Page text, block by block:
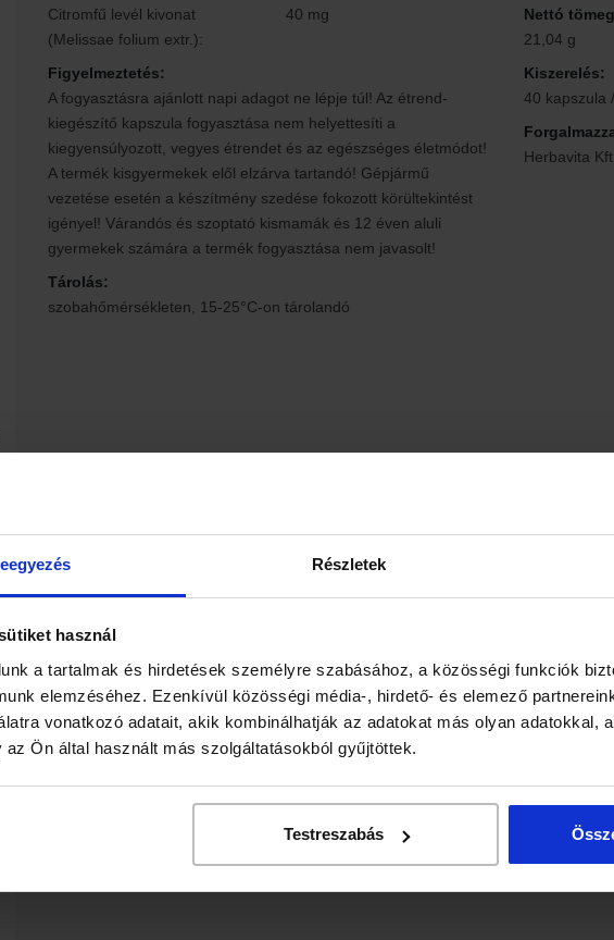
Részletek
használ
a tartalmak és hirdetések személyre szabásához, a közösségi funkciók
elemzéséhez. Ezenkívül közösségi média-, hirdető- és elemező
vonatkozó adatait, akik kombinálhatják az adatokat más olyan adatokkal,
Ön által használt más szolgáltatásokból gyűjtöttek.
Testreszabás
Citromfű levél kivonat
(Melissae folium extr.):
40 mg
Figyelmeztetés:
A fogyasztásra ajánlott napi adagot ne lépje túl! Az étrend-
kiegészítő kapszula fogyasztása nem helyettesíti a
kiegyensúlyozott, vegyes étrendet és az egészséges életmódot!
A termék kisgyermekek elől elzárva tartandó! Gépjármű
vezetése esetén a készítmény szedése fokozott körültekintést
igényel! Várandós és szoptató kismamák és 12 éven aluli
gyermekek számára a termék fogyasztása nem javasolt!
Tárolás:
szobahőmérsékleten, 15-25°C-on tárolandó
Nettó
21,04 g
Kiszerelés:
40 kapszula
Herbavita